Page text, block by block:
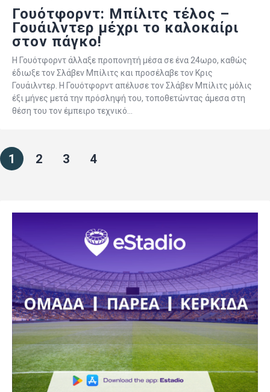
Γουότφορντ: Μπίλιτς τέλος –
Γουάιλντερ μέχρι το καλοκαίρι
στον πάγκο!
Η Γουότφορντ άλλαξε προπονητή μέσα σε ένα 24ωρο, καθώς
έδιωξε τον Σλάβεν Μπίλιτς και προσέλαβε τον Κρις
Γουάιλντερ. Η Γουότφορντ απέλυσε τον Σλάβεν Μπίλιτς μόλις
έξι μήνες μετά την πρόσληψή του, τοποθετώντας άμεσα στη
θέση του τον έμπειρο τεχνικό…
1 2 3 4